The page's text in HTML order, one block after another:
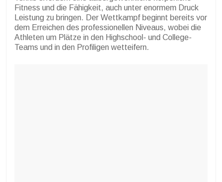
Fitness und die Fähigkeit, auch unter enormem Druck
Leistung zu bringen. Der Wettkampf beginnt bereits vor
dem Erreichen des professionellen Niveaus, wobei die
Athleten um Plätze in den Highschool- und College-
Teams und in den Profiligen wetteifern.